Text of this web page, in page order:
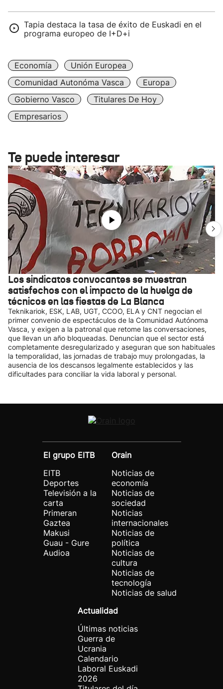
Tapia destaca la tasa de éxito de Euskadi en el
programa europeo de I+D+i
Economía
Unión Europea
Comunidad Autonóma Vasca
Europa
Gobierno Vasco
Titulares De Hoy
Empresarios
Te puede interesar
Los sindicatos convocantes se muestran
satisfechos con el impacto de la huelga de
técnicos en las fiestas de La Blanca
Teknikariok, ESK, LAB, UGT, CCOO, ELA y CNT negocian el
primer convenio de espectáculos de la Comunidad Autónoma
Vasca, y exigen a la patronal que retome las conversaciones,
que llevan un año bloqueadas. Denuncian que el sector está
completamente desregularizado y aseguran que son habituales
la temporalidad, las jornadas de trabajo muy prolongadas, la
ausencia de los descansos legalmente establecidos y las
dificultades para conciliar la vida laboral y personal.
El grupo EITB
EITB
Deportes
Televisión a la
carta
Primeran
Gaztea
Makusi
Guau - Gure
Audioa
Orain
Noticias de
economía
Noticias de
sociedad
Noticias
internacionales
Noticias de
política
Noticias de
cultura
Noticias de
tecnología
Noticias de salud
Actualidad
Últimas noticias
Guerra de
Ucrania
Calendario
Laboral Euskadi
2026